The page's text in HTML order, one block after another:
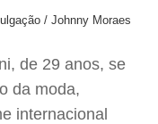
/ Johnny Moraes
de 29 anos, se
da moda,
internacional